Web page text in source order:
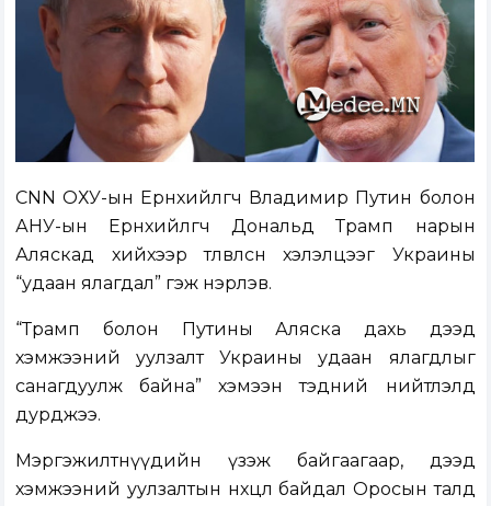
CNN ОХУ-ын Ерөнхийлөгч Владимир Путин болон
АНУ-ын Ерөнхийлөгч Дональд Трамп нарын
Аляскад хийхээр төлөвлөсөн хэлэлцээг Украины
“удаан ялагдал” гэж нэрлэв.
“Трамп болон Путины Аляска дахь дээд
хэмжээний уулзалт Украины удаан ялагдлыг
санагдуулж байна” хэмээн тэдний нийтлэлд
дурджээ.
Мэргэжилтнүүдийн үзэж байгаагаар, дээд
хэмжээний уулзалтын нөхцөл байдал Оросын талд